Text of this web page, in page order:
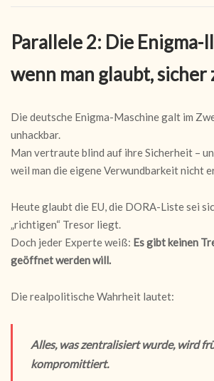
Parallele 2: Die Enigma-
wenn man glaubt, sicher
Die deutsche Enigma-Maschine galt im
unhackbar.
Man vertraute blind auf ihre Sicherheit –
weil man die eigene Verwundbarkeit nicht
Heute glaubt die EU, die DORA-Liste sei
„richtigen“ Tresor liegt.
Doch jeder Experte weiß: Es gibt keinen
geöffnet werden will.
Die realpolitische Wahrheit lautet:
Alles, was zentralisiert wurde, wird
kompromittiert.